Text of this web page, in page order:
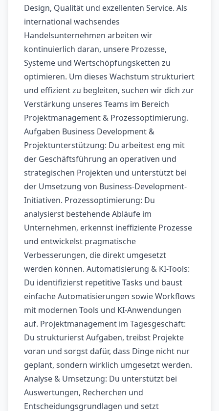
Design, Qualität und exzellenten Service. Als
international wachsendes
Handelsunternehmen arbeiten wir
kontinuierlich daran, unsere Prozesse,
Systeme und Wertschöpfungsketten zu
optimieren. Um dieses Wachstum strukturiert
und effizient zu begleiten, suchen wir dich zur
Verstärkung unseres Teams im Bereich
Projektmanagement & Prozessoptimierung.
Aufgaben Business Development &
Projektunterstützung: Du arbeitest eng mit
der Geschäftsführung an operativen und
strategischen Projekten und unterstützt bei
der Umsetzung von Business-Development-
Initiativen. Prozessoptimierung: Du
analysierst bestehende Abläufe im
Unternehmen, erkennst ineffiziente Prozesse
und entwickelst pragmatische
Verbesserungen, die direkt umgesetzt
werden können. Automatisierung & KI-Tools:
Du identifizierst repetitive Tasks und baust
einfache Automatisierungen sowie Workflows
mit modernen Tools und KI-Anwendungen
auf. Projektmanagement im Tagesgeschäft:
Du strukturierst Aufgaben, treibst Projekte
voran und sorgst dafür, dass Dinge nicht nur
geplant, sondern wirklich umgesetzt werden.
Analyse & Umsetzung: Du unterstützt bei
Auswertungen, Recherchen und
Entscheidungsgrundlagen und setzt